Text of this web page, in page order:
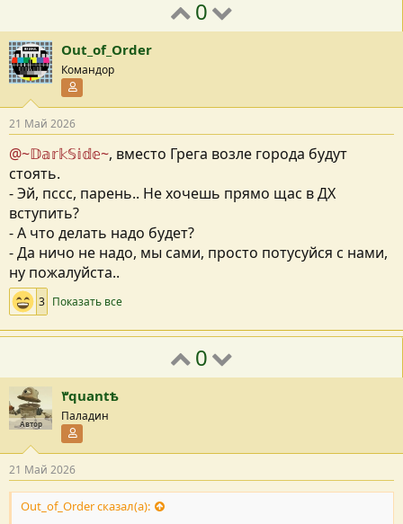
0
Out_of_Order
Командор
21 Май 2026
@~𝔻𝕒𝕣𝕜𝕊𝕚𝕕𝕖~, вместо Грега возле города будут
стоять.
- Эй, пссс, парень.. Не хочешь прямо щас в ДХ
вступить?
- А что делать надо будет?
- Да ничо не надо, мы сами, просто потусуйся с нами,
ну пожалуйста..
3 Показать все
0
Автор
٣quantѣ
Паладин
21 Май 2026
Out_of_Order сказал(а):